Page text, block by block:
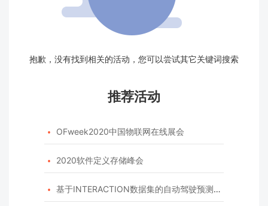
抱歉，没有找到相关的活动，您可以尝试其它关键词搜索
推荐活动
 OFweek2020中国物联网在线展会
 2020软件定义存储峰会
 基于INTERACTION数据集的自动驾驶预测模型挑战赛